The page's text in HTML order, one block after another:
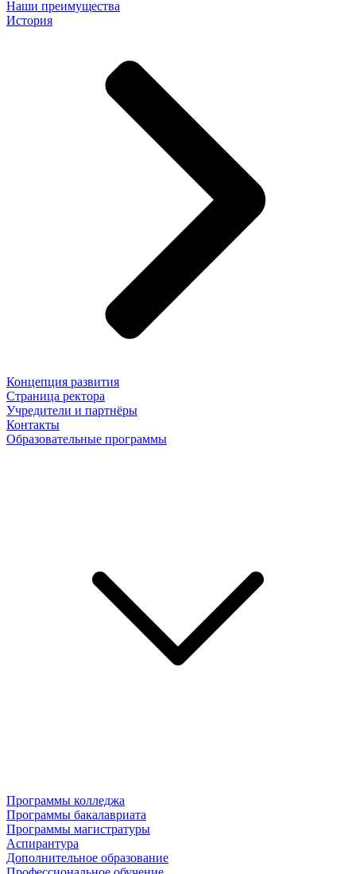
Наши преимущества
История
Концепция развития
Страница ректора
Учредители и партнёры
Контакты
Образовательные программы
Программы колледжа
Программы бакалавриата
Программы магистратуры
Аспирантура
Дополнительное образование